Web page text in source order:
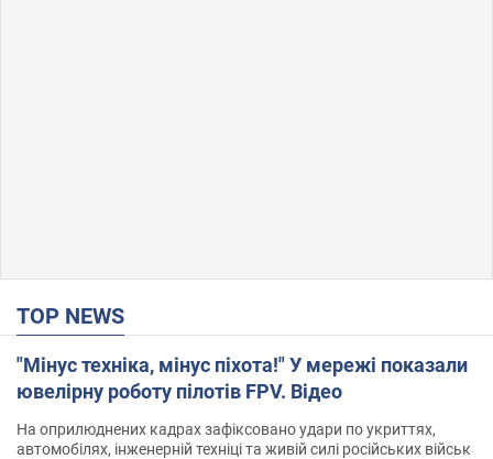
TOP NEWS
"Мінус техніка, мінус піхота!" У мережі показали
ювелірну роботу пілотів FPV. Відео
На оприлюднених кадрах зафіксовано удари по укриттях,
автомобілях, інженерній техніці та живій силі російських військ